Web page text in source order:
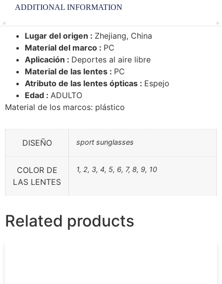
ADDITIONAL INFORMATION
Lugar del origen : Zhejiang, China
Material del marco : PC
Aplicación : Deportes al aire libre
Material de las lentes : PC
Atributo de las lentes ópticas : Espejo
Edad : ADULTO
Material de los marcos: plástico
DISEÑO sport sunglasses
COLOR DE
LAS LENTES
1, 2, 3, 4, 5, 6, 7, 8, 9, 10
Related products